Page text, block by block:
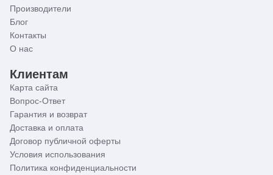
Производители
Блог
Контакты
О нас
Клиентам
Карта сайта
Вопрос-Ответ
Гарантия и возврат
Доставка и оплата
Договор публичной оферты
Условия использования
Политика конфиденциальности